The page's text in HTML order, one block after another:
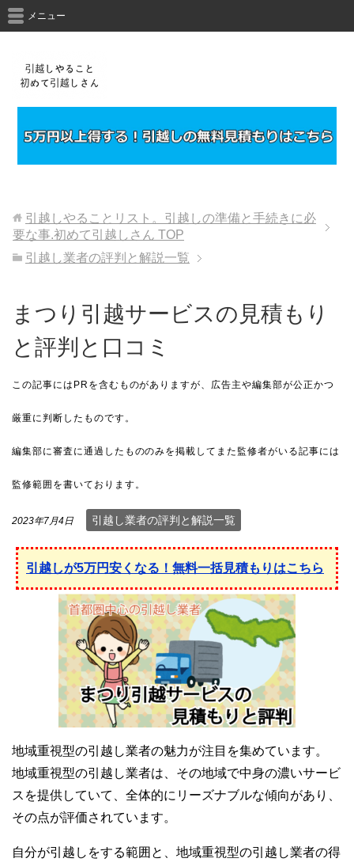
メニュー
引越しやることリスト。引越しの準備と手続きに必
要な事.初めて引越しさん TOP
引越し業者の評判と解説一覧
まつり引越サービスの見積もり
と評判と口コミ
2023年7月4日 引越し業者の評判と解説一覧
引越しが5万円安くなる！無料一括見積もりはこちら
地域重視型の引越し業者の魅力が注目を集めています。
地域重視型の引越し業者は、その地域で中身の濃いサービ
スを提供していて、全体的にリーズナブルな傾向があり、
その点が評価されています。
自分が引越しをする範囲と、地域重視型の引越し業者の得